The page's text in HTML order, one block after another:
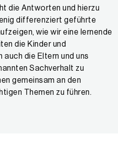
die Antworten und hierzu
differenziert geführte
wie wir eine lernende
die Kinder und
auch die Eltern und uns
Sachverhalt zu
gemeinsam an den
Themen zu führen.